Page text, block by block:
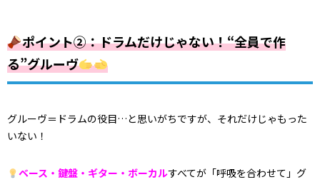
ポイント②：ドラムだけじゃない！“全員で作
る”グルーヴ
グルーヴ＝ドラムの役目…と思いがちですが、それだけじゃもった
いない！
ベース・鍵盤・ギター・ボーカルすべてが「呼吸を合わせて」グ